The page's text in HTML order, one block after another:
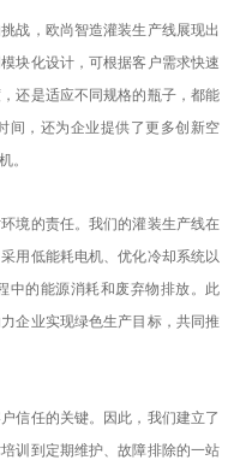
战，欧尚智造灌装生产线展现出
块化设计，可根据客户需求快速
还是适应不同规格的瓶子，都能
间，还为企业提供了更多创新空
。
境的责任。我们的灌装生产线在
用低能耗电机、优化冷却系统以
中的能源消耗和废弃物排放。此
企业实现绿色生产目标，共同推
信任的关键。因此，我们建立了
训到定期维护、故障排除的一站